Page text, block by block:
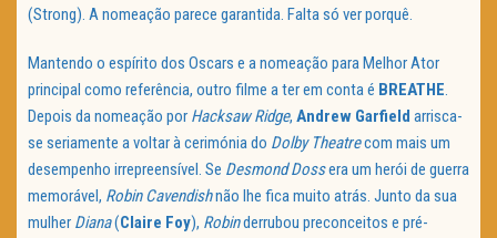
(Strong). A nomeação parece garantida. Falta só ver porquê.
Mantendo o espírito dos Oscars e a nomeação para Melhor Ator
principal como referência, outro filme a ter em conta é BREATHE.
Depois da nomeação por Hacksaw Ridge, Andrew Garfield arrisca-
se seriamente a voltar à cerimónia do Dolby Theatrecom mais um
desempenho irrepreensível. Se Desmond Dossera um herói de guerra
memorável, Robin Cavendishnão lhe fica muito atrás. Junto da sua
mulher Diana(Claire Foy), Robinderrubou preconceitos e pré-